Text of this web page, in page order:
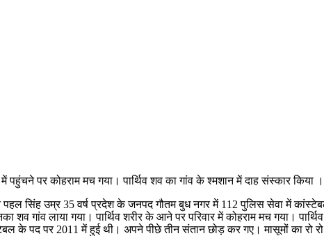
पहुंचने पर कोहराम मच गया। पार्थिव शव का गांव के श्मशान में दाह संस्कार किया ।
सिंह उम्र 35 वर्ष प्रदेश के जनपद गौतम बुध नगर में 112 पुलिस सेवा में
शव गांव लाया गया। पार्थिव शरीर के आने पर परिवार में कोहराम मच गया।
के पद पर 2011 में हुई थी। अपने पीछे तीन संतान छोड़ कर गए। मासूमों का रो